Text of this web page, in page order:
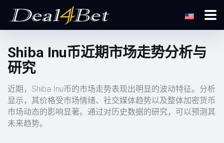
Shiba Inu币近期市场走势分析与
研究
近期，Shiba Inu币的市场走势表现出明显的波动特征。分析
显示，其价格受市场情绪、社交媒体趋势以及整体加密货币
市场动态的影响显著。通过对历史数据的研究，可以预测其
未来趋势。